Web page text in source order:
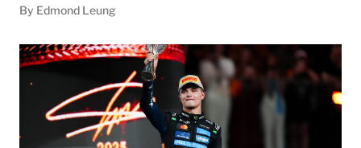
By Edmond Leung